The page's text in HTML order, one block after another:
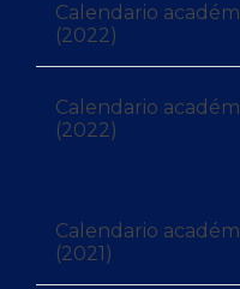
Consulta aquí el
Calendario
(2022)
Consulta aquí el
Calendario
(2022)
Calendario
(2021)